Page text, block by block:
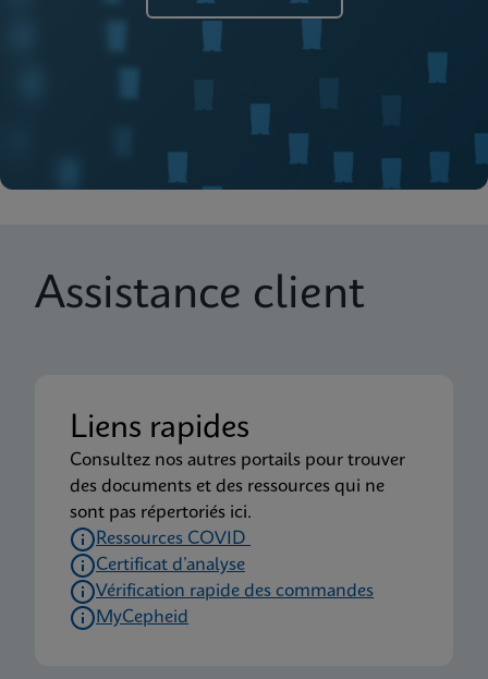
Assistance client
Liens rapides
Consultez nos autres portails pour trouver
des documents et des ressources qui ne
sont pas répertoriés ici.
Ressources COVID
Certificat d’analyse
Vérification rapide des commandes
MyCepheid